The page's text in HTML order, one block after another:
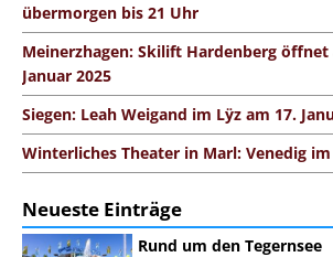
übermorgen bis 21 Uhr
Meinerzhagen: Skilift Hardenberg öffnet
Januar 2025
Siegen: Leah Weigand im Lÿz am 17.
Winterliches Theater in Marl: Venedig im
Neueste Einträge
Rund um den Tegernsee